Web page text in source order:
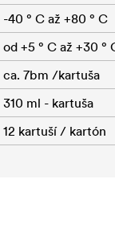
-40 ° C až +80 ° C
od +5 ° C až +30
ca. 7bm /kartuša
310 ml - kartuša
12 kartuší / kartón